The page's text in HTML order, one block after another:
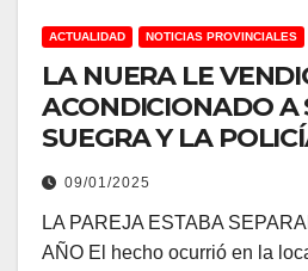
ACTUALIDAD NOTICIAS PROVINCIALES
LA NUERA LE
ACONDICIONADO A
SUEGRA Y LA
DEVOLVER
09/01/2025
LA PAREJA ESTABA
AÑO El hecho ocurrió en la